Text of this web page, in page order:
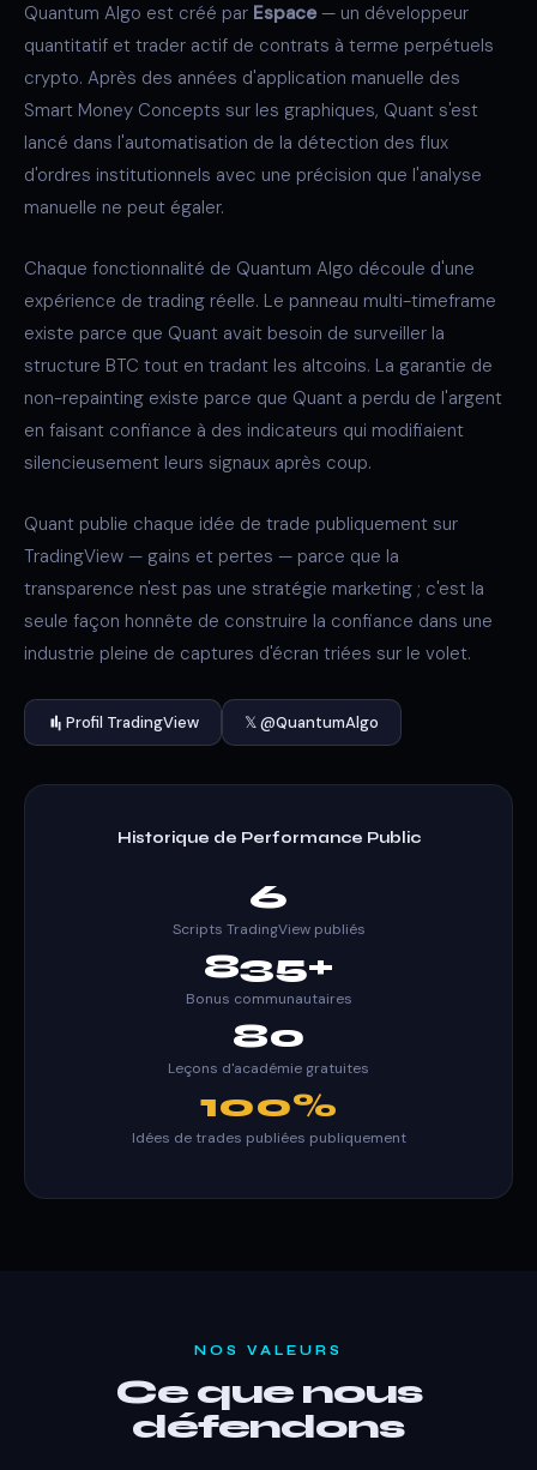
Quantum Algo est créé par Espace — un développeur
quantitatif et trader actif de contrats à terme perpétuels
crypto. Après des années d'application manuelle des
Smart Money Concepts sur les graphiques, Quant s'est
lancé dans l'automatisation de la détection des flux
d'ordres institutionnels avec une précision que l'analyse
manuelle ne peut égaler.
Chaque fonctionnalité de Quantum Algo découle d'une
expérience de trading réelle. Le panneau multi-timeframe
existe parce que Quant avait besoin de surveiller la
structure BTC tout en tradant les altcoins. La garantie de
non-repainting existe parce que Quant a perdu de l'argent
en faisant confiance à des indicateurs qui modifiaient
silencieusement leurs signaux après coup.
Quant publie chaque idée de trade publiquement sur
TradingView — gains et pertes — parce que la
transparence n'est pas une stratégie marketing ; c'est la
seule façon honnête de construire la confiance dans une
industrie pleine de captures d'écran triées sur le volet.
Profil TradingView 𝕏 @QuantumAlgo
Historique de Performance Public
6
Scripts TradingView publiés
835+
Bonus communautaires
80
Leçons d'académie gratuites
100%
Idées de trades publiées publiquement
NOS VALEURS
Ce que nous
défendons